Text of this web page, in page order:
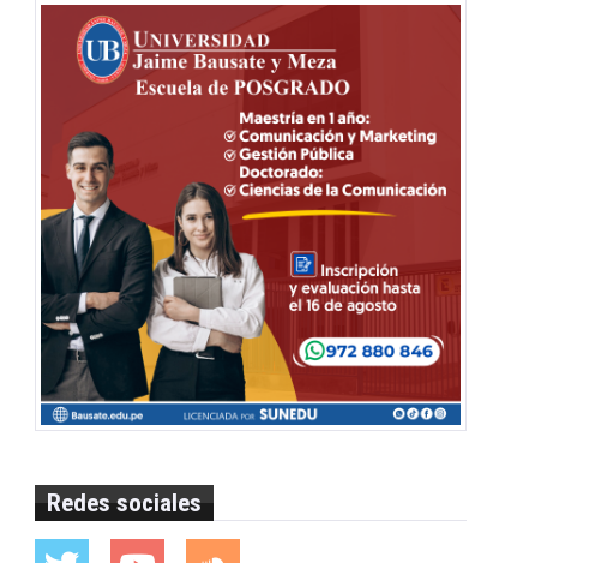
Redes sociales